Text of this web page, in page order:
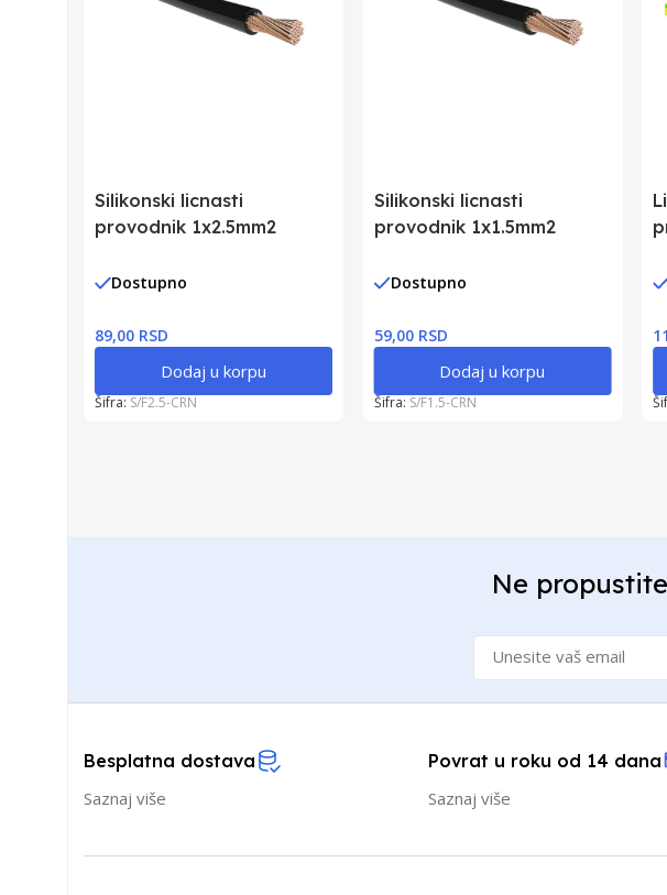
Silikonski licnasti
provodnik 1x2.5mm2
Dostupno
89,00 RSD
Dodaj u korpu
Šifra: S/F2.5-CRN
Silikonski licnasti
provodnik 1x1.5mm2
Dostupno
59,00 RSD
Dodaj u korpu
Šifra: S/F1.5-CRN
Ne
Besplatna dostava
Saznaj više
Povrat u roku od 14 dana
Saznaj više